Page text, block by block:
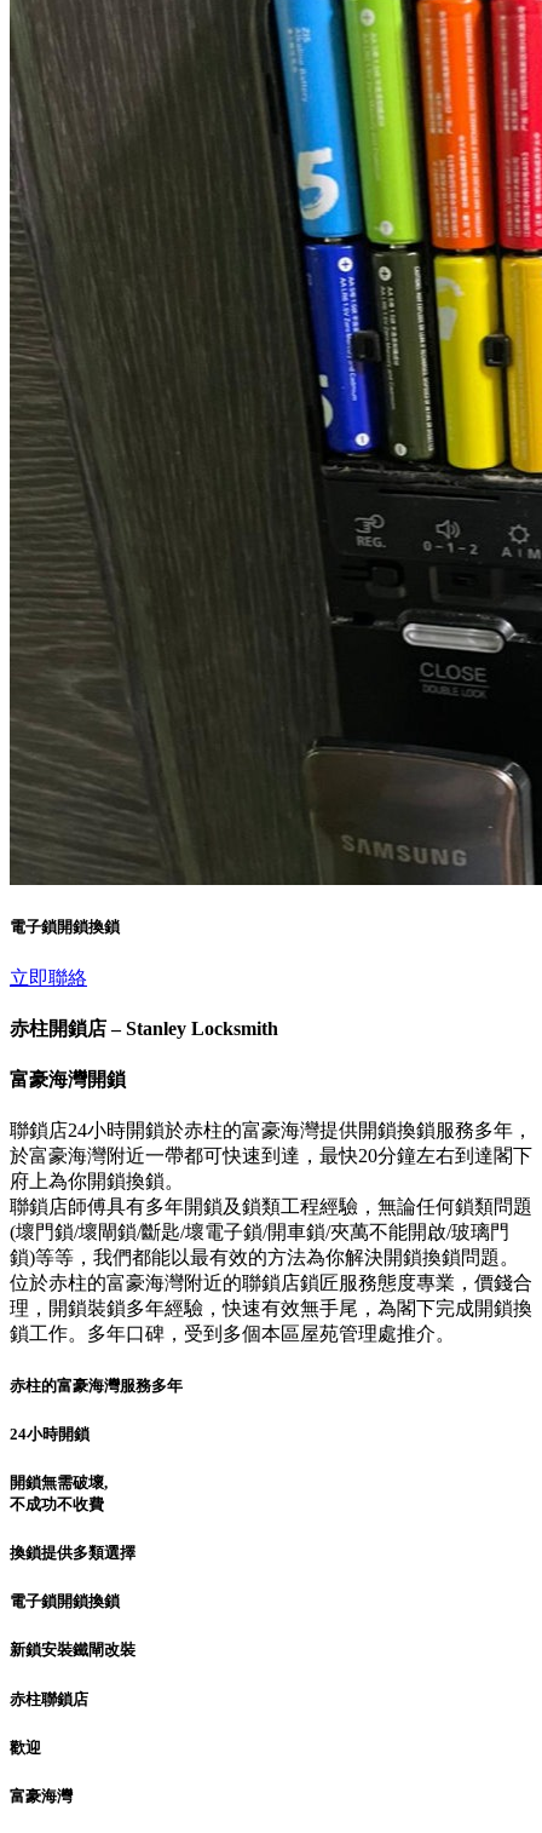
電子鎖開鎖換鎖
立即聯絡
赤柱開鎖店 – Stanley Locksmith
富豪海灣開鎖
聯鎖店24小時開鎖於赤柱的富豪海灣提供開鎖換鎖服務多年，
於富豪海灣附近一帶都可快速到達，最快20分鐘左右到達閣下
府上為你開鎖換鎖。
聯鎖店師傅具有多年開鎖及鎖類工程經驗，無論任何鎖類問題
(壞門鎖/壞閘鎖/斷匙/壞電子鎖/開車鎖/夾萬不能開啟/玻璃門
鎖)等等，我們都能以最有效的方法為你解決開鎖換鎖問題。
位於赤柱的富豪海灣附近的聯鎖店鎖匠服務態度專業，價錢合
理，開鎖裝鎖多年經驗，快速有效無手尾，為閣下完成開鎖換
鎖工作。多年口碑，受到多個本區屋苑管理處推介。
赤柱的富豪海灣服務多年
24小時開鎖
開鎖無需破壞,
不成功不收費
換鎖提供多類選擇
電子鎖開鎖換鎖
新鎖安裝鐵閘改裝
赤柱聯鎖店
歡迎
富豪海灣